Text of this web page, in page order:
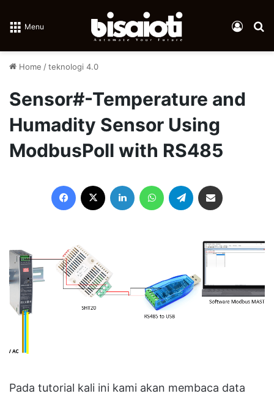
Menu Log In
Home /teknologi 4.0
Sensor#-Temperature and
Humadity Sensor Using
ModbusPoll with RS485
Facebook LinkedIn WhatsAppTelegram
Pada tutorial kali ini kami akan membaca data